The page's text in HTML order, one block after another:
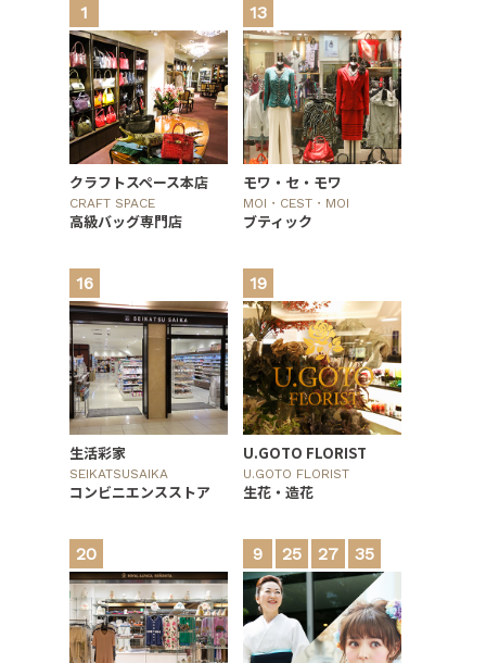
1
クラフトスペース本店
CRAFT SPACE
高級バッグ専門店
13
モワ・セ・モワ
MOI・CEST・MOI
ブティック
16
生活彩家
SEIKATSUSAIKA
コンビニエンスストア
19
U.GOTO FLORIST
U.GOTO FLORIST
生花・造花
20 9 25 27 35